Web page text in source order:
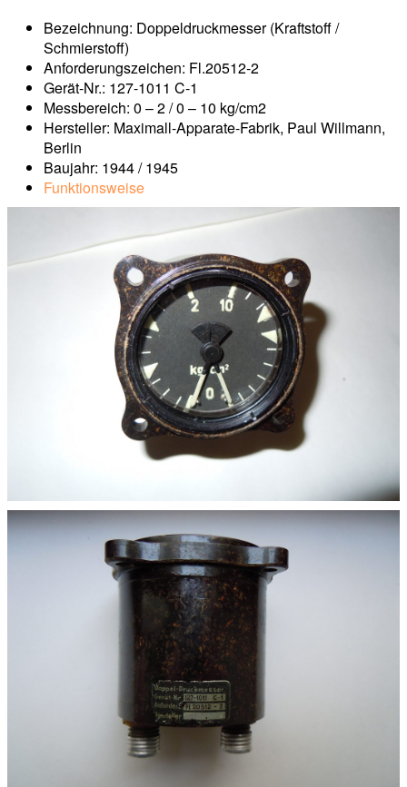
Bezeichnung: Doppeldruckmesser (Kraftstoff /
Schmierstoff)
Anforderungszeichen: Fl.20512-2
Gerät-Nr.: 127-1011 C-1
Messbereich: 0 – 2 / 0 – 10 kg/cm2
Hersteller: Maximall-Apparate-Fabrik, Paul Willmann,
Berlin
Baujahr: 1944 / 1945
Funktionsweise